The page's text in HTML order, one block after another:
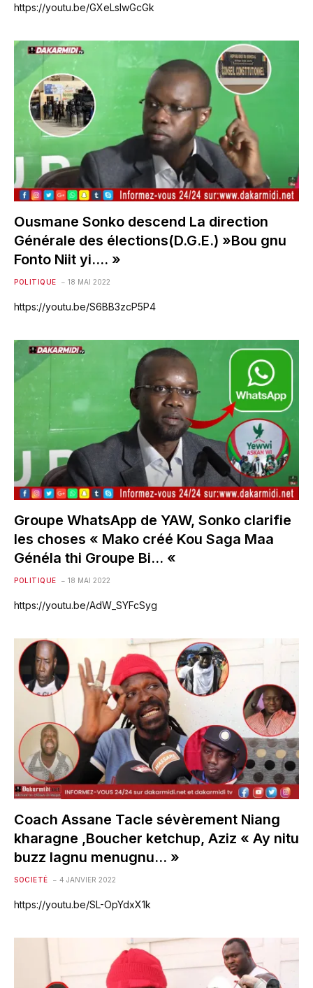
https://youtu.be/GXeLslwGcGk
Ousmane Sonko descend La direction
Générale des élections(D.G.E.) »Bou gnu
Fonto Niit yi…. »
POLITIQUE 18 MAI 2022
https://youtu.be/S6BB3zcP5P4
Groupe WhatsApp de YAW, Sonko clarifie
les choses « Mako créé Kou Saga Maa
Généla thi Groupe Bi… «
POLITIQUE 18 MAI 2022
https://youtu.be/AdW_SYFcSyg
Coach Assane Tacle sévèrement Niang
kharagne ,Boucher ketchup, Aziz « Ay nitu
buzz lagnu menugnu… »
SOCIETÉ 4 JANVIER 2022
https://youtu.be/SL-OpYdxX1k